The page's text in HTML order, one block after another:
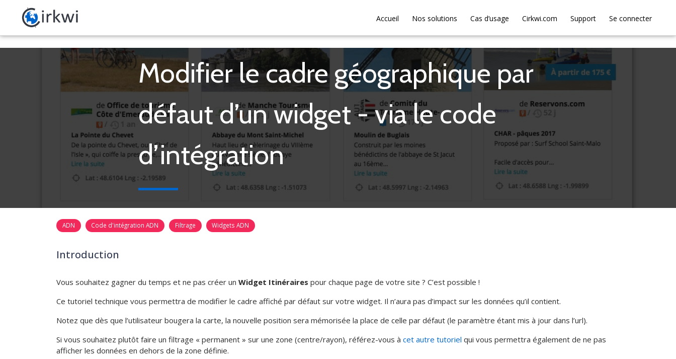
Accueil Nos solutions Cas d’usage Cirkwi.com Support Se connecter
Modifier le cadre géographique par
défaut d’un widget - via le code
d’intégration
ADN Code d'intégration ADN Filtrage Widgets ADN
Introduction
Vous souhaitez gagner du temps et ne pas créer un Widget Itinéraires pour chaque page de votre site ? C’est possible !
Ce tutoriel technique vous permettra de modifier le cadre affiché par défaut sur votre widget. Il n’aura pas d’impact sur les données qu’il contient.
Notez que dès que l’utilisateur bougera la carte, la nouvelle position sera mémorisée la place de celle par défaut (le paramètre étant mis à jour dans l’url).
Si vous souhaitez plutôt faire un filtrage « permanent » sur une zone (centre/rayon), référez-vous à cet autre tutoriel qui vous permettra également de ne pas
afficher les données en dehors de la zone définie.